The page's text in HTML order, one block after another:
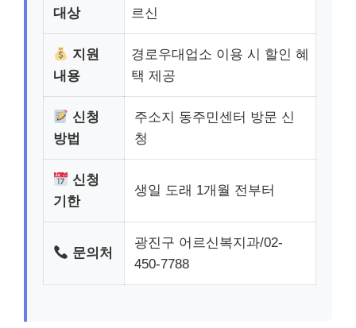
대상
르신
지원
내용
경로우대업소 이용 시 할인 혜
택 제공
신청
방법
주소지 동주민센터 방문 신
청
신청
기한
생일 도래 1개월 전부터
문의처
광진구 어르신복지과/02-
450-7788